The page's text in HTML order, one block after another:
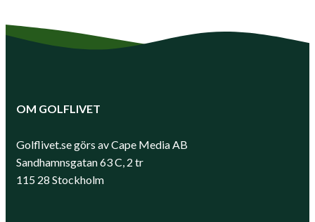
OM GOLFLIVET
Golflivet.se görs av Cape Media AB
Sandhamnsgatan 63 C, 2 tr
115 28 Stockholm